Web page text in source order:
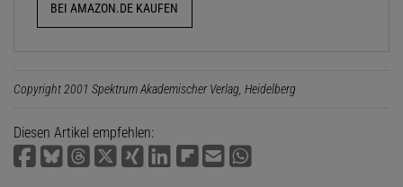
BEI AMAZON.DE KAUFEN
Copyright 2001 Spektrum Akademischer Verlag, Heidelberg
Diesen Artikel empfehlen: